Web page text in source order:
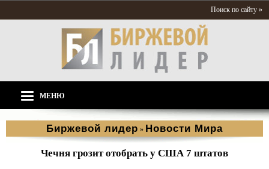
Поиск по сайту »
МЕНЮ
Биржевой лидер » Новости Мира
Чечня грозит отобрать у США 7 штатов